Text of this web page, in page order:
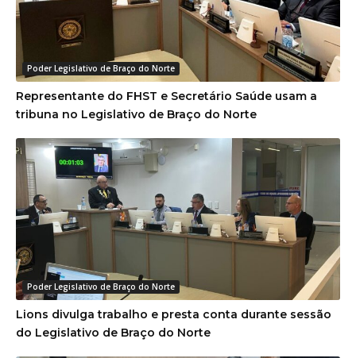
Poder Legislativo de Braço do Norte
Representante do FHST e Secretário Saúde usam a
tribuna no Legislativo de Braço do Norte
Poder Legislativo de Braço do Norte
Lions divulga trabalho e presta conta durante sessão
do Legislativo de Braço do Norte